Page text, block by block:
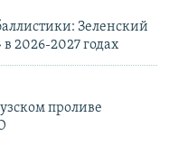
Зеленский
2026-2027 годах
проливе